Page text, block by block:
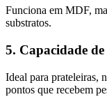
Funciona em MDF,
substratos.
5. Capacidade
Ideal para prateleiras,
pontos que recebem